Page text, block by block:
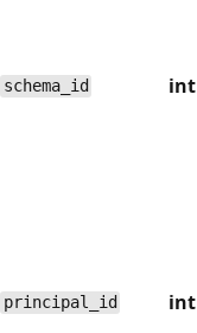
schema_id int
principal_id int